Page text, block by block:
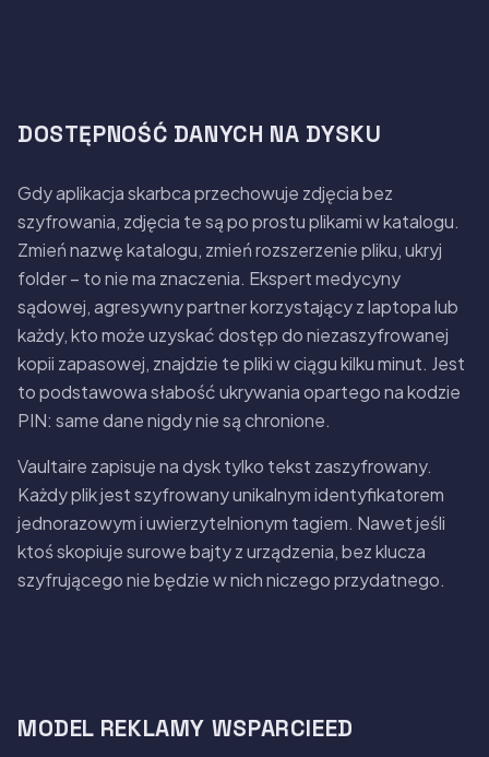
DOSTĘPNOŚĆ DANYCH NA DYSKU
Gdy aplikacja skarbca przechowuje zdjęcia bez
szyfrowania, zdjęcia te są po prostu plikami w katalogu.
Zmień nazwę katalogu, zmień rozszerzenie pliku, ukryj
folder – to nie ma znaczenia. Ekspert medycyny
sądowej, agresywny partner korzystający z laptopa lub
każdy, kto może uzyskać dostęp do niezaszyfrowanej
kopii zapasowej, znajdzie te pliki w ciągu kilku minut. Jest
to podstawowa słabość ukrywania opartego na kodzie
PIN: same dane nigdy nie są chronione.
Vaultaire zapisuje na dysk tylko tekst zaszyfrowany.
Każdy plik jest szyfrowany unikalnym identyfikatorem
jednorazowym i uwierzytelnionym tagiem. Nawet jeśli
ktoś skopiuje surowe bajty z urządzenia, bez klucza
szyfrującego nie będzie w nich niczego przydatnego.
MODEL REKLAMY WSPARCIEED